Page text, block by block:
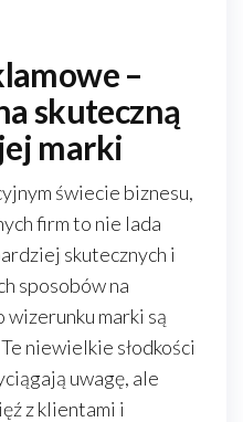
–
skuteczną
marki
świecie biznesu,
firm to nie lada
skutecznych i
sposobów na
marki są
Te niewielkie słodkości
uwagę, ale
z klientami i